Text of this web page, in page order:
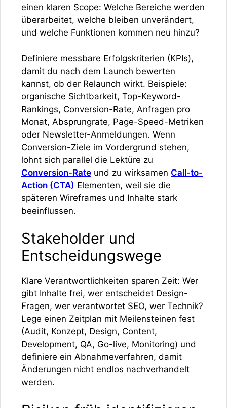
einen klaren Scope: Welche Bereiche werden
überarbeitet, welche bleiben unverändert,
und welche Funktionen kommen neu hinzu?
Definiere messbare Erfolgskriterien (KPIs),
damit du nach dem Launch bewerten
kannst, ob der Relaunch wirkt. Beispiele:
organische Sichtbarkeit, Top-Keyword-
Rankings, Conversion-Rate, Anfragen pro
Monat, Absprungrate, Page-Speed-Metriken
oder Newsletter-Anmeldungen. Wenn
Conversion-Ziele im Vordergrund stehen,
lohnt sich parallel die Lektüre zu
Conversion-Rate und zu wirksamen Call-to-
Action (CTA) Elementen, weil sie die
späteren Wireframes und Inhalte stark
beeinflussen.
Stakeholder und
Entscheidungswege
Klare Verantwortlichkeiten sparen Zeit: Wer
gibt Inhalte frei, wer entscheidet Design-
Fragen, wer verantwortet SEO, wer Technik?
Lege einen Zeitplan mit Meilensteinen fest
(Audit, Konzept, Design, Content,
Development, QA, Go-live, Monitoring) und
definiere ein Abnahmeverfahren, damit
Änderungen nicht endlos nachverhandelt
werden.